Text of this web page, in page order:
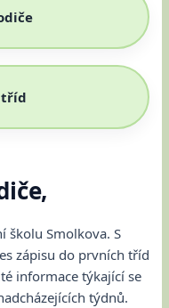
tříd
školu Smolkova. S
zápisu do prvních tříd
informace týkající se
týdnů.